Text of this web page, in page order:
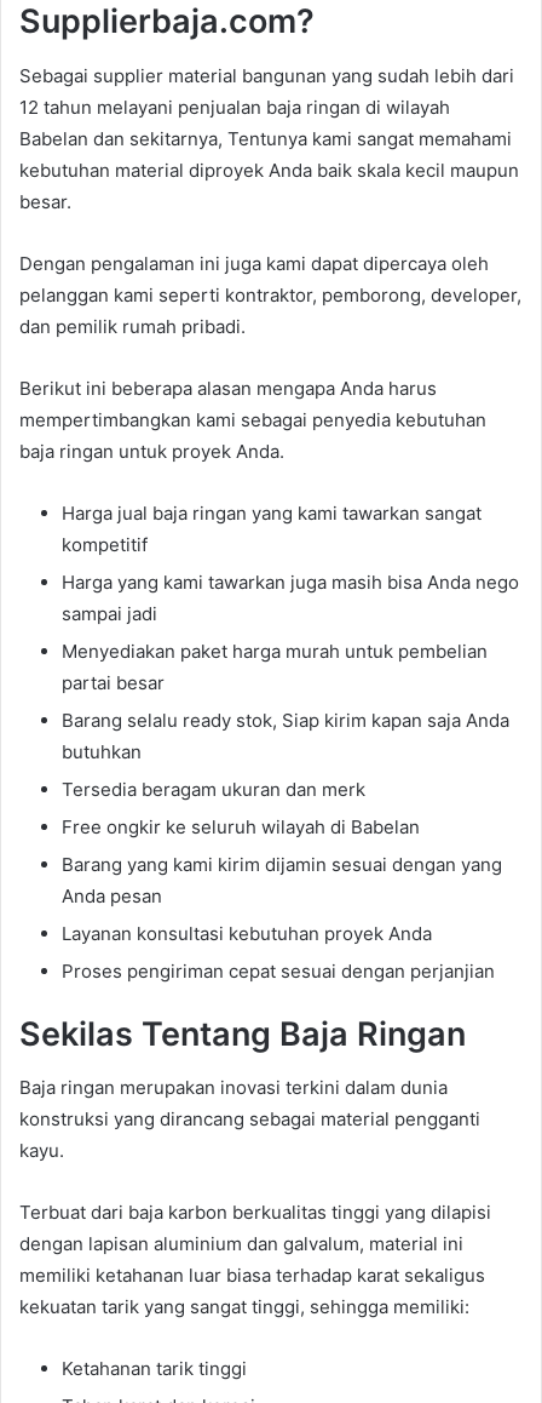
Supplierbaja.com?
Sebagai supplier material bangunan yang sudah lebih dari
12 tahun melayani penjualan baja ringan di wilayah
Babelan dan sekitarnya, Tentunya kami sangat memahami
kebutuhan material diproyek Anda baik skala kecil maupun
besar.
Dengan pengalaman ini juga kami dapat dipercaya oleh
pelanggan kami seperti kontraktor, pemborong, developer,
dan pemilik rumah pribadi.
Berikut ini beberapa alasan mengapa Anda harus
mempertimbangkan kami sebagai penyedia kebutuhan
baja ringan untuk proyek Anda.
Harga jual baja ringan yang kami tawarkan sangat
kompetitif
Harga yang kami tawarkan juga masih bisa Anda nego
sampai jadi
Menyediakan paket harga murah untuk pembelian
partai besar
Barang selalu ready stok, Siap kirim kapan saja Anda
butuhkan
Tersedia beragam ukuran dan merk
Free ongkir ke seluruh wilayah di Babelan
Barang yang kami kirim dijamin sesuai dengan yang
Anda pesan
Layanan konsultasi kebutuhan proyek Anda
Proses pengiriman cepat sesuai dengan perjanjian
Sekilas Tentang Baja Ringan
Baja ringan merupakan inovasi terkini dalam dunia
konstruksi yang dirancang sebagai material pengganti
kayu.
Terbuat dari baja karbon berkualitas tinggi yang dilapisi
dengan lapisan aluminium dan galvalum, material ini
memiliki ketahanan luar biasa terhadap karat sekaligus
kekuatan tarik yang sangat tinggi, sehingga memiliki:
Ketahanan tarik tinggi